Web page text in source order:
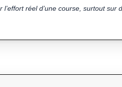
réel d’une course, surtout sur